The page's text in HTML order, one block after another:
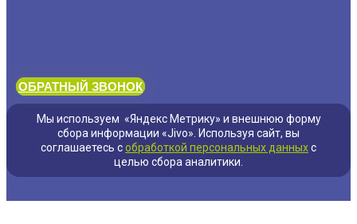
ОБРАТНЫЙ ЗВОНОК
Мы используем «Яндекс Метрику» и внешнюю форму
сбора информации «Jivo». Используя сайт, вы
соглашаетесь с обработкой персональных данныхс
целью сбора аналитики.